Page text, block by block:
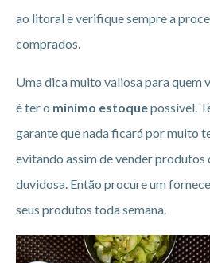
ao litoral e verifique sempre a
comprados.
Uma dica muito valiosa para quem
é ter o mínimo estoquepossível.
garante que nada ficará por muito
evitando assim de vender produtos
duvidosa. Então procure um
seus produtos toda semana.